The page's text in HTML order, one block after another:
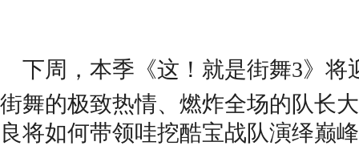
下周， 本季 《这！就是街舞3》 将
街舞的极致热情、燃炸全场的队长
良将如何带领哇挖酷宝战队演绎巅